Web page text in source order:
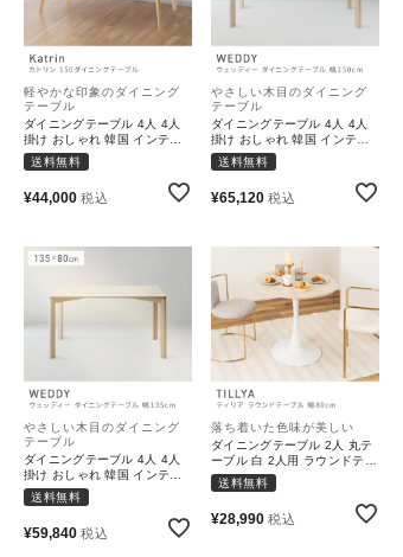
軽やかな印象のダイニング
テーブル
ダイニングテーブル 4人 4人
掛け おしゃれ 韓国 インテリ
ア 木 単品｜Katrin
送料無料
¥44,000 税込
やさしい木目のダイニング
テーブル
ダイニングテーブル 4人 4人
掛け おしゃれ 韓国 インテリ
ア 木 単品｜WEDDY
送料無料
¥65,120 税込
やさしい木目のダイニング
テーブル
ダイニングテーブル 4人 4人
掛け おしゃれ 韓国 インテリ
ア 木 単品｜WEDDY
送料無料
¥59,840 税込
落ち着いた色味が美しい
ダイニングテーブル 2人 丸テ
ーブル 白 2人用 ラウンドテー
ブル ダイニング スチール 高
さ73.5cm｜TILLYA
送料無料
¥28,990 税込